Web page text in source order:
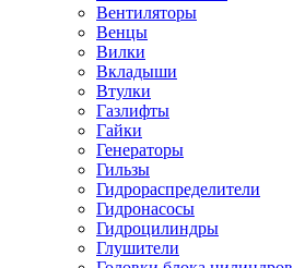
Вентиляторы
Венцы
Вилки
Вкладыши
Втулки
Газлифты
Гайки
Генераторы
Гильзы
Гидрораспределители
Гидронасосы
Гидроцилиндры
Глушители